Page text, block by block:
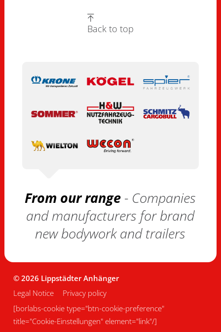
Back to top
From our range - Companies
and manufacturers for brand
new bodywork and trailers
© 2026 Lippstädter Anhänger
Legal Notice
Privacy policy
[borlabs-cookie type="btn-cookie-preference"
title="Cookie-Einstellungen" element="link"/]